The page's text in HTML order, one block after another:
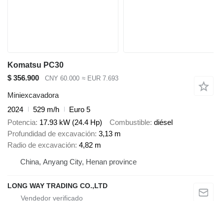
Komatsu PC30
$ 356.900
CNY 60.000 ≈ EUR 7.693
Miniexcavadora
2024
529 m/h
Euro 5
Potencia 17.93 kW (24.4 Hp) Combustible diésel
Profundidad de excavación 3,13 m
Radio de excavación 4,82 m
China, Anyang City, Henan province
LONG WAY TRADING CO.,LTD